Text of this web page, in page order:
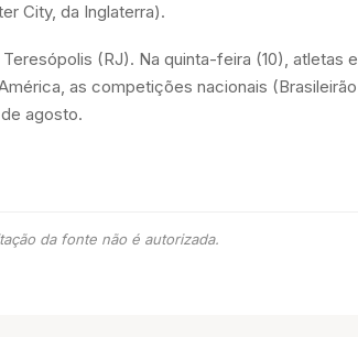
City, da Inglaterra).
(RJ). Na quinta-feira (10), atletas e
as competições nacionais (Brasileirão
agosto.
da fonte não é autorizada.